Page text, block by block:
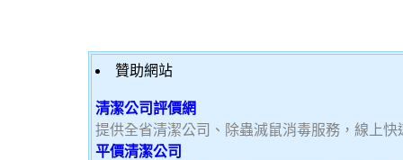
贊助網站
清潔公司評價網
提供全省清潔公司、除蟲滅鼠消毒服務，線上
平價清潔公司